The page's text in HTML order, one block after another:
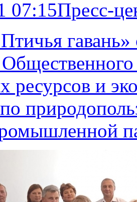
07:15Пресс-
гавань»
ресурсов и